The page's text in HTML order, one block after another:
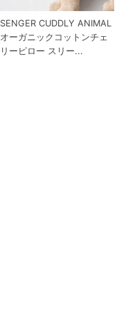
SENGER CUDDLY ANIMAL
オーガニックコットンチェ
リーピロー スリー...